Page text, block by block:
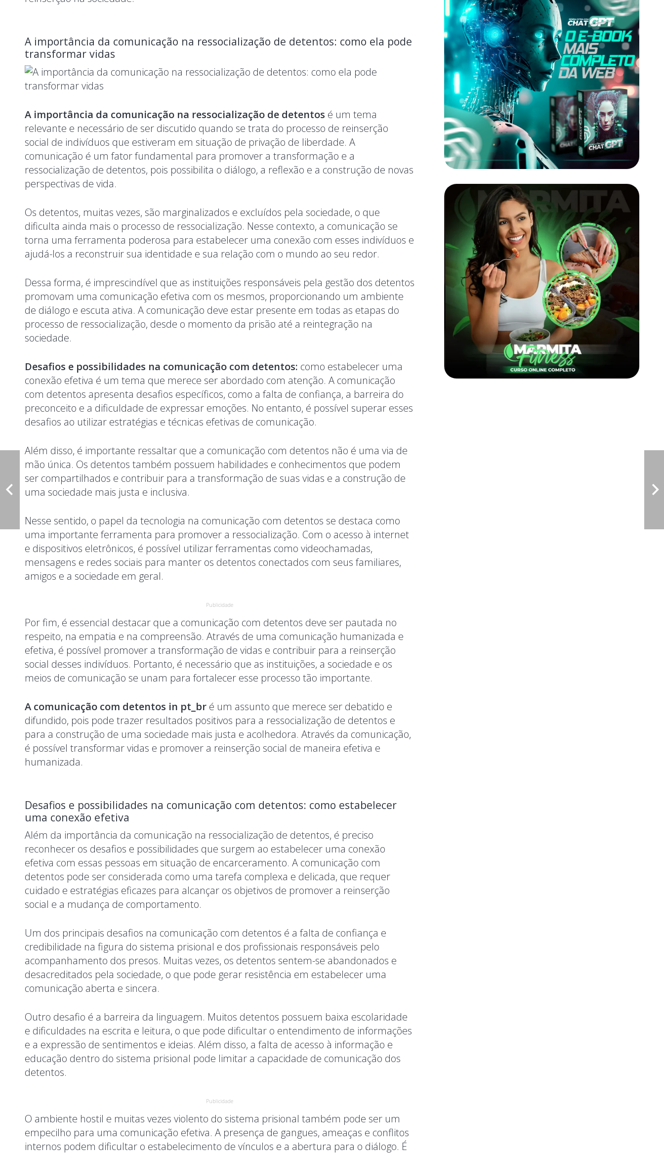
A importância da comunicação na ressocialização de detentos: como ela pode
transformar vidas
A importância da comunicação na ressocialização de detentos é um tema
relevante e necessário de ser discutido quando se trata do processo de reinserção
social de indivíduos que estiveram em situação de privação de liberdade. A
comunicação é um fator fundamental para promover a transformação e a
ressocialização de detentos, pois possibilita o diálogo, a reflexão e a construção de novas
perspectivas de vida.
Os detentos, muitas vezes, são marginalizados e excluídos pela sociedade, o que
dificulta ainda mais o processo de ressocialização. Nesse contexto, a comunicação se
torna uma ferramenta poderosa para estabelecer uma conexão com esses indivíduos e
ajudá-los a reconstruir sua identidade e sua relação com o mundo ao seu redor.
Dessa forma, é imprescindível que as instituições responsáveis pela gestão dos detentos
promovam uma comunicação efetiva com os mesmos, proporcionando um ambiente
de diálogo e escuta ativa. A comunicação deve estar presente em todas as etapas do
processo de ressocialização, desde o momento da prisão até a reintegração na
sociedade.
Desafios e possibilidades na comunicação com detentos: como estabelecer uma
conexão efetiva é um tema que merece ser abordado com atenção. A comunicação
com detentos apresenta desafios específicos, como a falta de confiança, a barreira do
preconceito e a dificuldade de expressar emoções. No entanto, é possível superar esses
desafios ao utilizar estratégias e técnicas efetivas de comunicação.
Além disso, é importante ressaltar que a comunicação com detentos não é uma via de
mão única. Os detentos também possuem habilidades e conhecimentos que podem
ser compartilhados e contribuir para a transformação de suas vidas e a construção de
uma sociedade mais justa e inclusiva.
Nesse sentido, o papel da tecnologia na comunicação com detentos se destaca como
uma importante ferramenta para promover a ressocialização. Com o acesso à internet
e dispositivos eletrônicos, é possível utilizar ferramentas como videochamadas,
mensagens e redes sociais para manter os detentos conectados com seus familiares,
amigos e a sociedade em geral.
Publicidade
Por fim, é essencial destacar que a comunicação com detentos deve ser pautada no
respeito, na empatia e na compreensão. Através de uma comunicação humanizada e
efetiva, é possível promover a transformação de vidas e contribuir para a reinserção
social desses indivíduos. Portanto, é necessário que as instituições, a sociedade e os
meios de comunicação se unam para fortalecer esse processo tão importante.
A comunicação com detentos in pt_br é um assunto que merece ser debatido e
difundido, pois pode trazer resultados positivos para a ressocialização de detentos e
para a construção de uma sociedade mais justa e acolhedora. Através da comunicação,
é possível transformar vidas e promover a reinserção social de maneira efetiva e
humanizada.
Desafios e possibilidades na comunicação com detentos: como estabelecer
uma conexão efetiva
Além da importância da comunicação na ressocialização de detentos, é preciso
reconhecer os desafios e possibilidades que surgem ao estabelecer uma conexão
efetiva com essas pessoas em situação de encarceramento. A comunicação com
detentos pode ser considerada como uma tarefa complexa e delicada, que requer
cuidado e estratégias eficazes para alcançar os objetivos de promover a reinserção
social e a mudança de comportamento.
Um dos principais desafios na comunicação com detentos é a falta de confiança e
credibilidade na figura do sistema prisional e dos profissionais responsáveis pelo
acompanhamento dos presos. Muitas vezes, os detentos sentem-se abandonados e
desacreditados pela sociedade, o que pode gerar resistência em estabelecer uma
comunicação aberta e sincera.
Outro desafio é a barreira da linguagem. Muitos detentos possuem baixa escolaridade
e dificuldades na escrita e leitura, o que pode dificultar o entendimento de informações
e a expressão de sentimentos e ideias. Além disso, a falta de acesso à informação e
educação dentro do sistema prisional pode limitar a capacidade de comunicação dos
detentos.
Publicidade
O ambiente hostil e muitas vezes violento do sistema prisional também pode ser um
empecilho para uma comunicação efetiva. A presença de gangues, ameaças e conflitos
internos podem dificultar o estabelecimento de vínculos e a abertura para o diálogo. É
Chat GPT